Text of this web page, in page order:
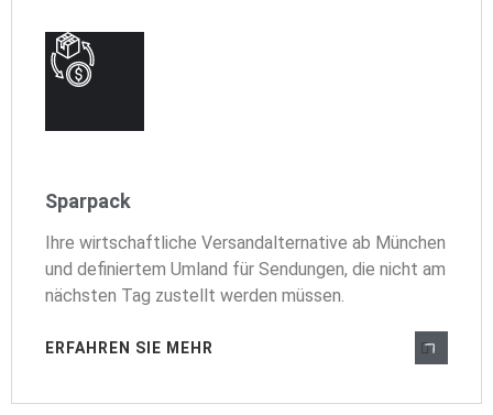
Sparpack
Ihre wirtschaftliche Versandalternative ab München
und definiertem Umland für Sendungen, die nicht am
nächsten Tag zustellt werden müssen.
ERFAHREN SIE MEHR